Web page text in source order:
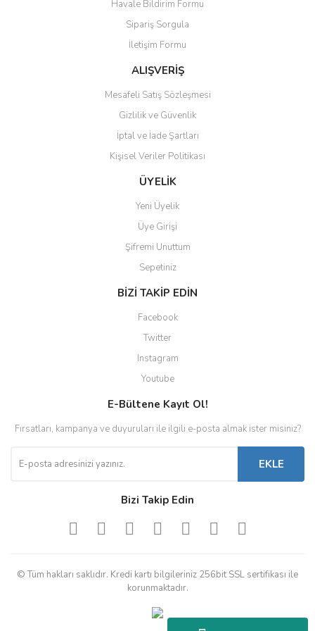
Ürün bilgilerinde hatalar bulunuyor.
Ürün fiyatı diğer sitelerden daha pahalı.
Bu ürüne benzer farklı alternatifler olmalı.
Gönder
Havale Bildirim Formu
Sipariş Sorgula
İletişim Formu
ALIŞVERİŞ
Mesafeli Satış Sözleşmesi
Gizlilik ve Güvenlik
İptal ve İade Şartları
Kişisel Veriler Politikası
ÜYELİK
Yeni Üyelik
Üye Girişi
Şifremi Unuttum
Sepetiniz
BİZİ TAKİP EDİN
Facebook
Twitter
Instagram
Youtube
E-Bültene Kayıt Ol!
Fırsatları, kampanya ve duyuruları ile ilgili e-posta almak ister misiniz?
EKLE
Bizi Takip Edin
© Tüm hakları saklıdır. Kredi kartı bilgileriniz 256bit SSL sertifikası ile
korunmaktadır.